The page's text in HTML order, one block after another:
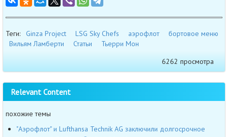
Теги: Ginza Project LSG Sky Chefs аэрофлот
бортовое меню
Вильям Ламберти
Статьи
Тьерри Мон
6262 просмотра
Relevant Content
похожие темы
"Аэрофлот" и Lufthansa Technik AG заключили долгосрочное